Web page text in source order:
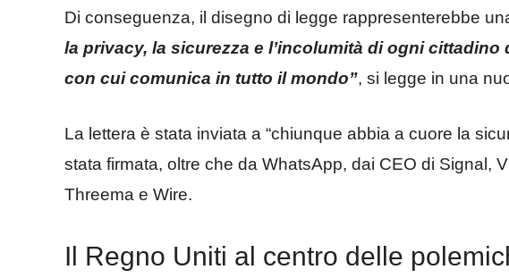
Di conseguenza, il disegno di legge rappresenterebbe
la privacy, la sicurezza e l’incolumità di ogni cittadino
con cui comunica in tutto il mondo”, si legge in una
La lettera è stata inviata a “chiunque abbia a cuore la
stata firmata, oltre che da WhatsApp, dai CEO di Signal,
Threema e Wire.
Il Regno Uniti al centro delle